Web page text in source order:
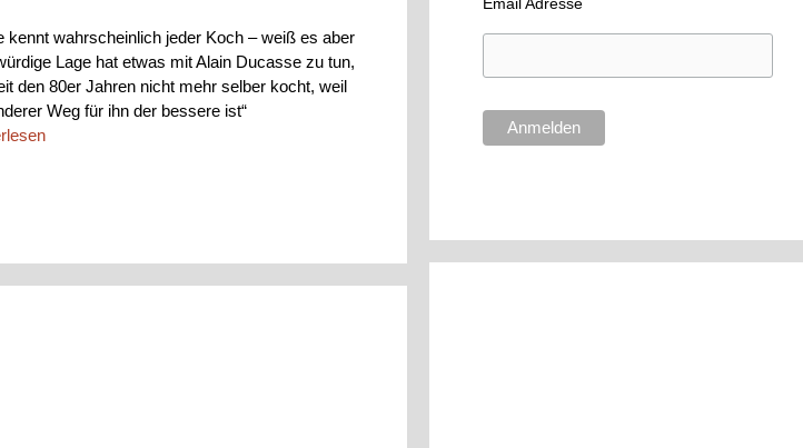
kennt wahrscheinlich jeder Koch – weiß es aber
Lage hat etwas mit Alain Ducasse zu tun,
den 80er Jahren nicht mehr selber kocht, weil
Weg für ihn der bessere ist“